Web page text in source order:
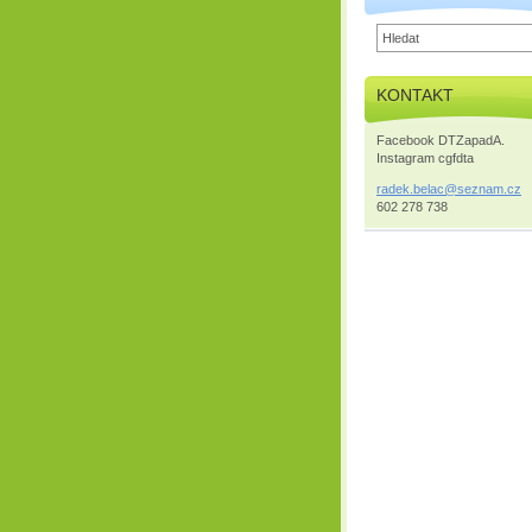
KONTAKT
Facebook DTZapadA.
Instagram cgfdta
radek.belac@seznam.cz
602 278 738